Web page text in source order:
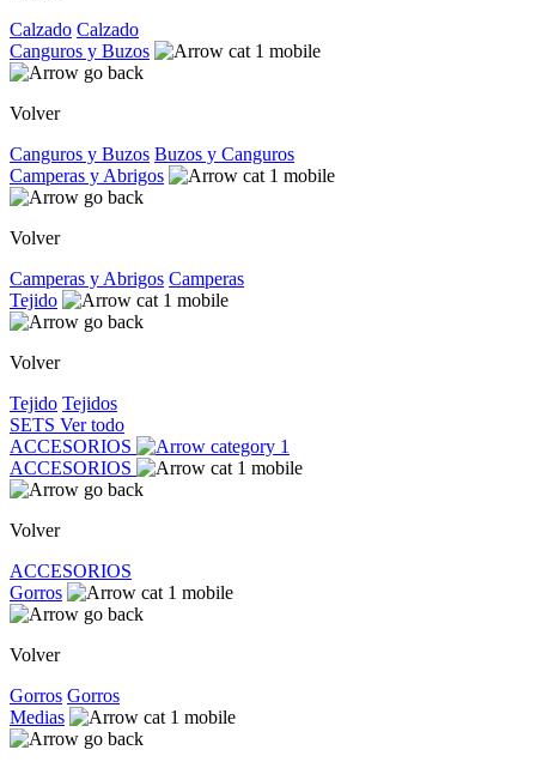
Calzado Calzado
Canguros y Buzos
Volver
Canguros y Buzos Buzos y Canguros
Camperas y Abrigos
Volver
Camperas y Abrigos Camperas
Tejido
Volver
Tejido Tejidos
SETS Ver todo
ACCESORIOS
ACCESORIOS
Volver
ACCESORIOS
Gorros
Volver
Gorros Gorros
Medias